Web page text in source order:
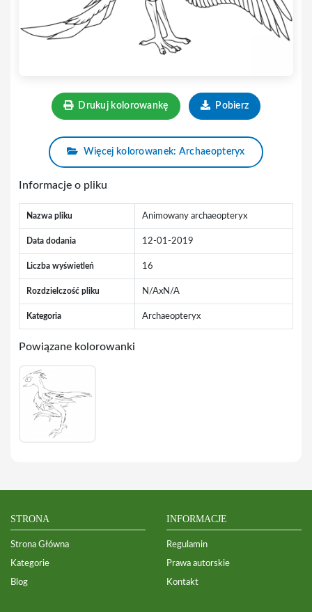
Drukuj kolorowankę Pobierz
Więcej kolorowanek: Archaeopteryx
Informacje o pliku
Nazwa pliku Animowany archaeopteryx
Data dodania 12-01-2019
Liczba wyświetleń 16
Rozdzielczość pliku N/AxN/A
Kategoria Archaeopteryx
Powiązane kolorowanki
STRONA
Strona Główna
Kategorie
Blog
INFORMACJE
Regulamin
Prawa autorskie
Kontakt